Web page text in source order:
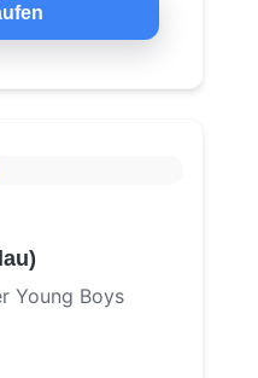
Young Boys